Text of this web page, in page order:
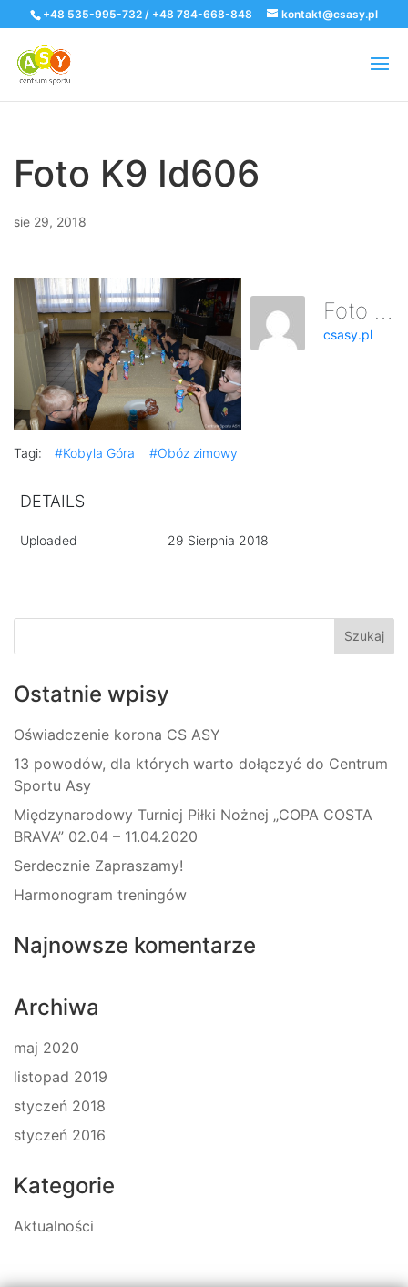
+48 535-995-732 / +48 784-668-848 kontakt@csasy.pl
Foto K9 Id606
sie 29, 2018
Foto K9 Id606
csasy.pl
Tagi: #Kobyla Góra #Obóz zimowy
DETAILS
Uploaded 29 Sierpnia 2018
Ostatnie wpisy
Oświadczenie korona CS ASY
13 powodów, dla których warto dołączyć do Centrum
Sportu Asy
Międzynarodowy Turniej Piłki Nożnej „COPA COSTA
BRAVA” 02.04 – 11.04.2020
Serdecznie Zapraszamy!
Harmonogram treningów
Najnowsze komentarze
Archiwa
maj 2020
listopad 2019
styczeń 2018
styczeń 2016
Kategorie
Aktualności